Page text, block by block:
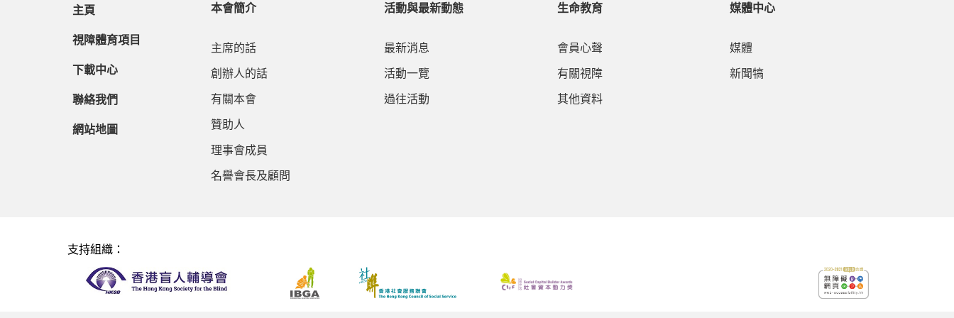
主頁
視障體育項目
下載中心
聯絡我們
網站地圖
本會簡介
主席的話
創辦人的話
有關本會
贊助人
理事會成員
名譽會長及顧問
活動與最新動態
最新消息
活動一覽
過往活動
生命教育
會員心聲
有關視障
其他資料
媒體中心
媒體
新聞犒
支持組織：